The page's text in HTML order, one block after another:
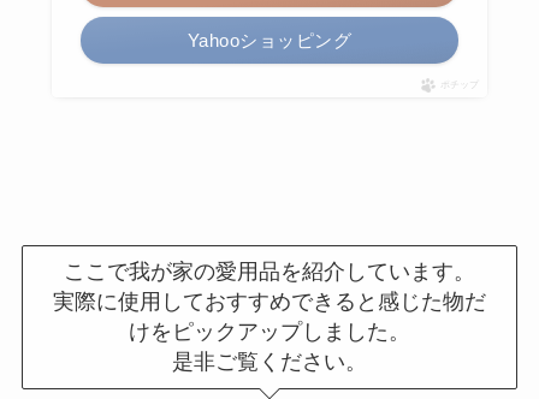
Yahooショッピング
ポチップ
ここで我が家の愛用品を紹介しています。
実際に使用しておすすめできると感じた物だ
けをピックアップしました。
是非ご覧ください。